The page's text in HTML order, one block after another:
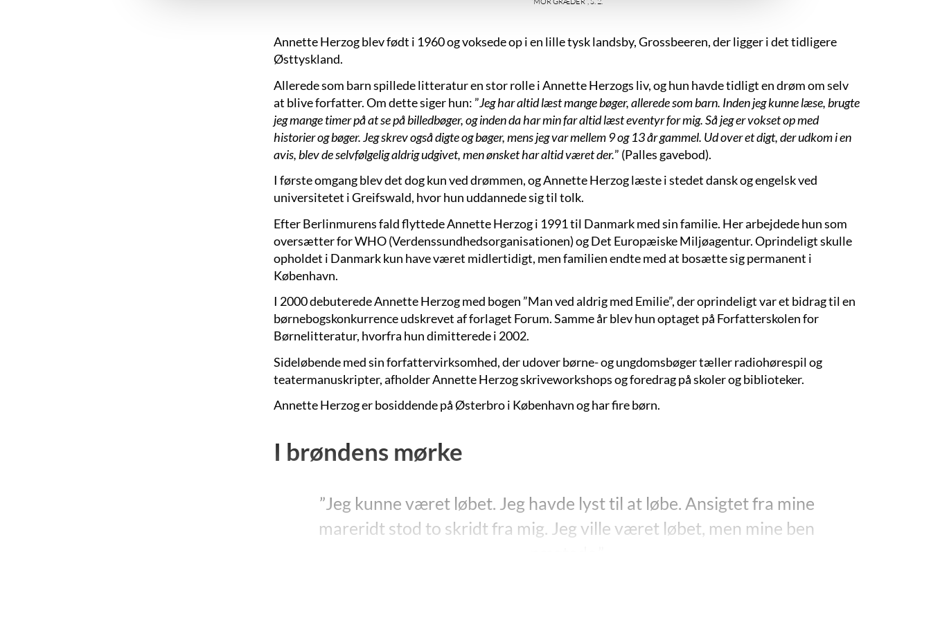
Annette Herzog blev født i 1960 og voksede op i en lille tysk landsby, Grossbeeren, der ligger i det tidligere
Østtyskland.
Allerede som barn spillede litteratur en stor rolle i Annette Herzogs liv, og hun havde tidligt en drøm om selv
at blive forfatter. Om dette siger hun: ”Jeg har altid læst mange bøger, allerede som barn. Inden jeg kunne læse, brugte
jeg mange timer på at se på billedbøger, og inden da har min far altid læst eventyr for mig. Så jeg er vokset op med
historier og bøger. Jeg skrev også digte og bøger, mens jeg var mellem 9 og 13 år gammel. Ud over et digt, der udkom i en
avis, blev de selvfølgelig aldrig udgivet, men ønsket har altid været der.” (Palles gavebod).
I første omgang blev det dog kun ved drømmen, og Annette Herzog læste i stedet dansk og engelsk ved
universitetet i Greifswald, hvor hun uddannede sig til tolk.
Efter Berlinmurens fald flyttede Annette Herzog i 1991 til Danmark med sin familie. Her arbejdede hun som
oversætter for WHO (Verdenssundhedsorganisationen) og Det Europæiske Miljøagentur. Oprindeligt skulle
opholdet i Danmark kun have været midlertidigt, men familien endte med at bosætte sig permanent i
København.
I 2000 debuterede Annette Herzog med bogen ”Man ved aldrig med Emilie”, der oprindeligt var et bidrag til en
børnebogskonkurrence udskrevet af forlaget Forum. Samme år blev hun optaget på Forfatterskolen for
Børnelitteratur, hvorfra hun dimitterede i 2002.
Sideløbende med sin forfattervirksomhed, der udover børne- og ungdomsbøger tæller radiohørespil og
teatermanuskripter, afholder Annette Herzog skriveworkshops og foredrag på skoler og biblioteker.
Annette Herzog er bosiddende på Østerbro i København og har fire børn.
I brøndens mørke
”Jeg kunne været løbet. Jeg havde lyst til at løbe. Ansigtet fra mine
mareridt stod to skridt fra mig. Jeg ville været løbet, men mine ben